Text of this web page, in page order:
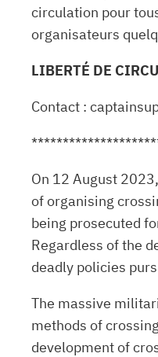
circulation pour
organisateurs
LIBERTÉ DE
Contact :
On 12 August
of organising
being prosecuted
Regardless of the
deadly policies
The massive
methods of
development of